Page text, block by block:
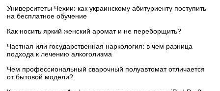
Университеты Чехии: как украинскому абитуриенту поступить
на бесплатное обучение
Как носить яркий женский аромат и не переборщить?
Частная или государственная наркология: в чем разница
подхода к лечению алкоголизма
Чем профессиональный сварочный полуавтомат отличается
от бытовой модели?